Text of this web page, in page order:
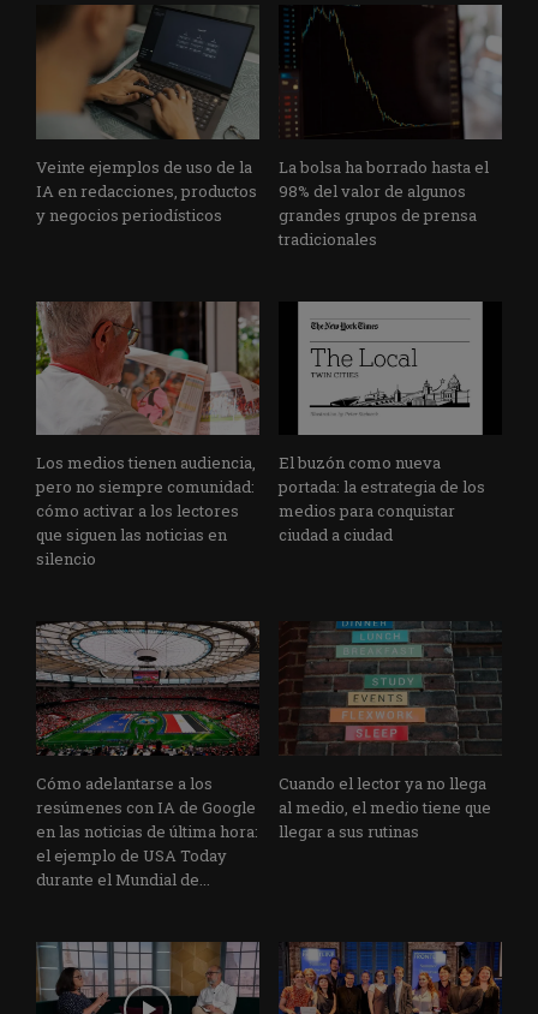
Veinte ejemplos de uso de la
IA en redacciones, productos
y negocios periodísticos
La bolsa ha borrado hasta el
98% del valor de algunos
grandes grupos de prensa
tradicionales
Los medios tienen audiencia,
pero no siempre comunidad:
cómo activar a los lectores
que siguen las noticias en
silencio
El buzón como nueva
portada: la estrategia de los
medios para conquistar
ciudad a ciudad
Cómo adelantarse a los
resúmenes con IA de Google
en las noticias de última hora:
el ejemplo de USA Today
durante el Mundial de...
Cuando el lector ya no llega
al medio, el medio tiene que
llegar a sus rutinas